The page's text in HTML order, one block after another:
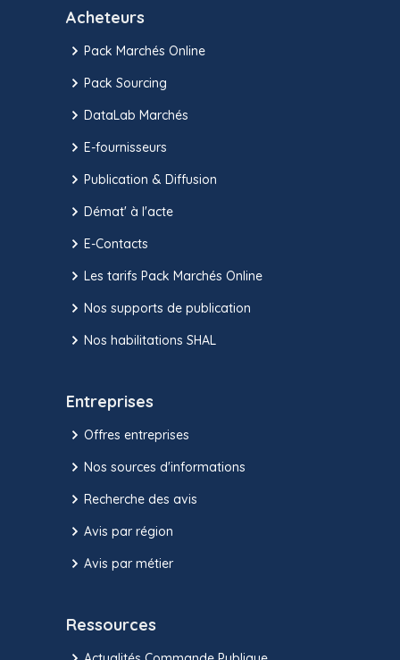
Acheteurs
Pack Marchés Online
Pack Sourcing
DataLab Marchés
E-fournisseurs
Publication & Diffusion
Démat' à l'acte
E-Contacts
Les tarifs Pack Marchés Online
Nos supports de publication
Nos habilitations SHAL
Entreprises
Offres entreprises
Nos sources d'informations
Recherche des avis
Avis par région
Avis par métier
Ressources